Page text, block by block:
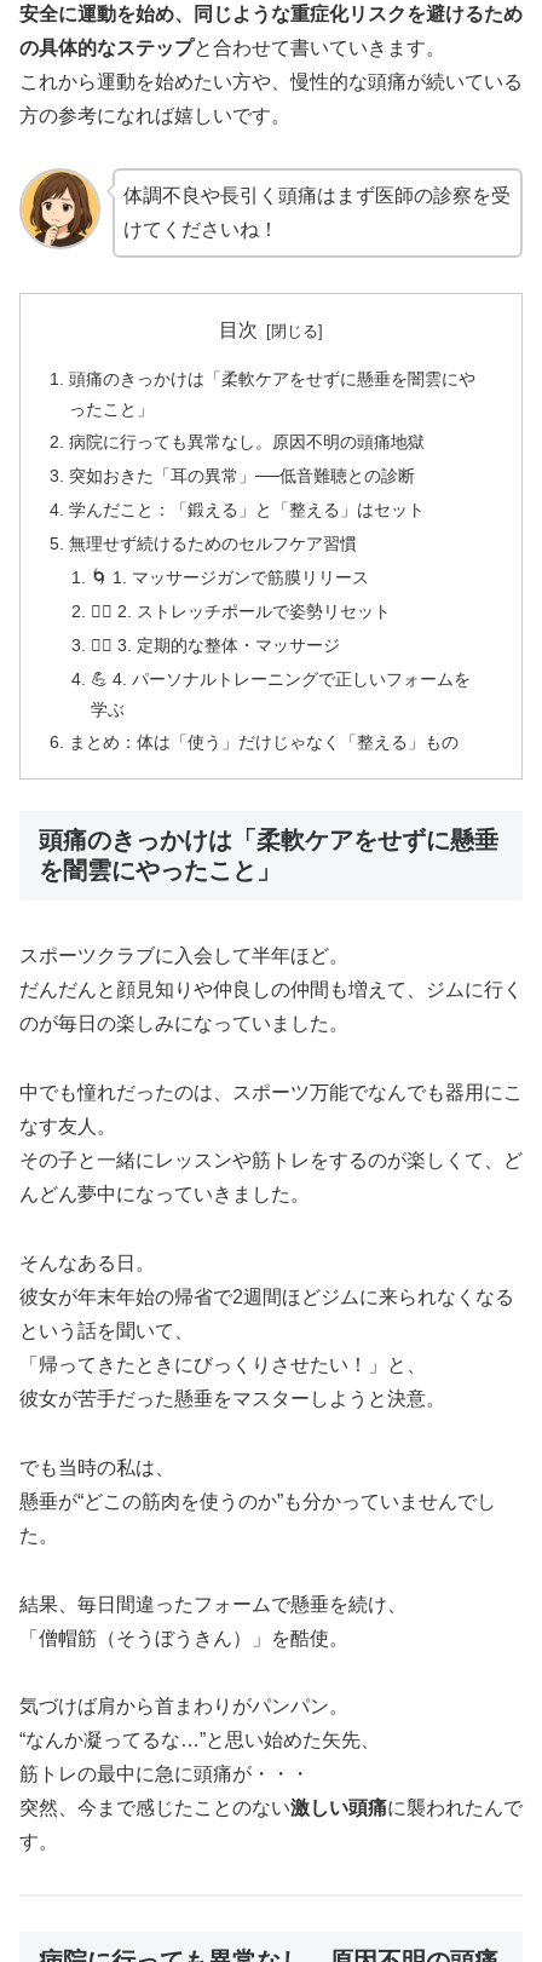
安全に運動を始め、同じような重症化リスクを避けるため
の具体的なステップと合わせて書いていきます。
これから運動を始めたい方や、慢性的な頭痛が続いている
方の参考になれば嬉しいです。
体調不良や長引く頭痛はまず医師の診察を受
けてくださいね！
目次
頭痛のきっかけは「柔軟ケアをせずに懸垂を闇雲にや
ったこと」
病院に行っても異常なし。原因不明の頭痛地獄
突如おきた「耳の異常」──低音難聴との診断
学んだこと：「鍛える」と「整える」はセット
無理せず続けるためのセルフケア習慣
🌀 1. マッサージガンで筋膜リリース
🧘‍♀️ 2. ストレッチポールで姿勢リセット
💆‍♀️ 3. 定期的な整体・マッサージ
💪 4. パーソナルトレーニングで正しいフォームを
学ぶ
まとめ：体は「使う」だけじゃなく「整える」もの
頭痛のきっかけは「柔軟ケアをせずに懸垂
を闇雲にやったこと」
スポーツクラブに入会して半年ほど。
だんだんと顔見知りや仲良しの仲間も増えて、ジムに行く
のが毎日の楽しみになっていました。
中でも憧れだったのは、スポーツ万能でなんでも器用にこ
なす友人。
その子と一緒にレッスンや筋トレをするのが楽しくて、ど
んどん夢中になっていきました。
そんなある日。
彼女が年末年始の帰省で2週間ほどジムに来られなくなる
という話を聞いて、
「帰ってきたときにびっくりさせたい！」と、
彼女が苦手だった懸垂をマスターしようと決意。
でも当時の私は、
懸垂が“どこの筋肉を使うのか”も分かっていませんでし
た。
結果、毎日間違ったフォームで懸垂を続け、
「僧帽筋（そうぼうきん）」を酷使。
気づけば肩から首まわりがパンパン。
“なんか凝ってるな…”と思い始めた矢先、
筋トレの最中に急に頭痛が・・・
突然、今まで感じたことのない激しい頭痛に襲われたんで
す。